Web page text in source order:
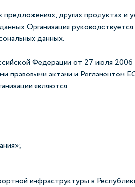
других продуктах и
Организация руководствуется
данных.
Федерации от 27 июля
правовыми актами и Регламентом
являются:
инфраструктуры в